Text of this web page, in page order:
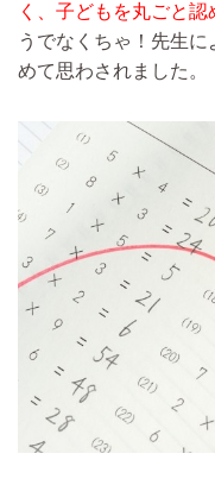
く、子どもを丸ごと認
うでなくちゃ！先生
めて思わされました。